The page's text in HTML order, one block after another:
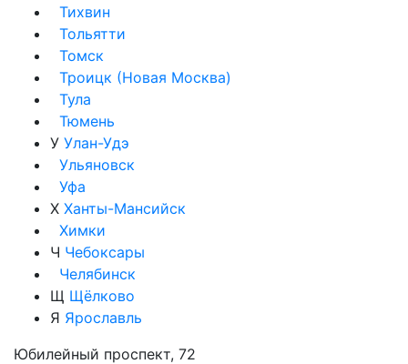
Тихвин
Тольятти
Томск
Троицк (Новая Москва)
Тула
Тюмень
У Улан-Удэ
Ульяновск
Уфа
Х Ханты-Мансийск
Химки
Ч Чебоксары
Челябинск
Щ Щёлково
Я Ярославль
Юбилейный проспект, 72